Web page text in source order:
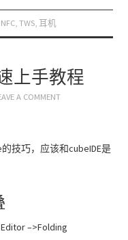
NFC, TWS, 耳机
上手教程
A COMMENT
技巧，应该和cubeIDE是
–>Folding